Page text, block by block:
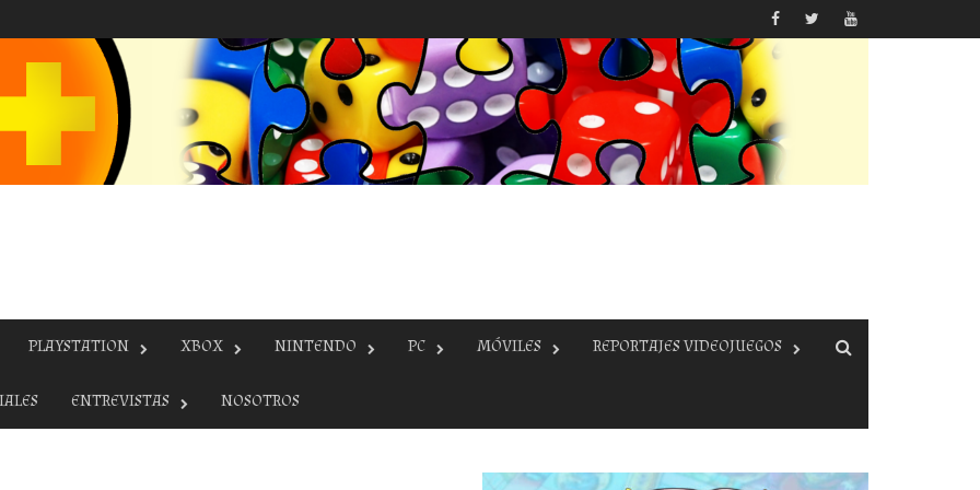
PLAYSTATION XBOX NINTENDO PC MÓVILES REPORTAJES VIDEOJUEGOS
ENTREVISTAS NOSOTROS